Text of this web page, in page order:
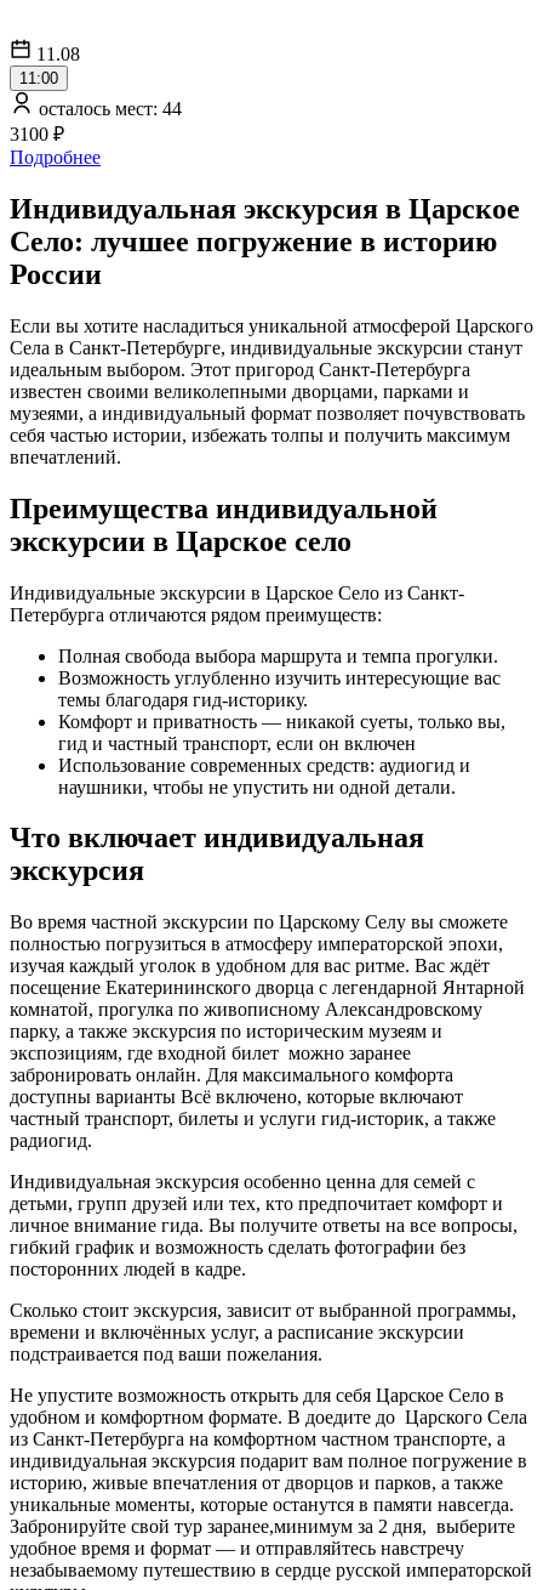
11.08
11:00
осталось мест: 44
3100 ₽
Подробнее
Индивидуальная экскурсия в Царское
Село: лучшее погружение в историю
России
Если вы хотите насладиться уникальной атмосферой Царского
Села в Санкт-Петербурге, индивидуальные экскурсии станут
идеальным выбором. Этот пригород Санкт-Петербурга
известен своими великолепными дворцами, парками и
музеями, а индивидуальный формат позволяет почувствовать
себя частью истории, избежать толпы и получить максимум
впечатлений.
Преимущества индивидуальной
экскурсии в Царское село
Индивидуальные экскурсии в Царское Село из Санкт-
Петербурга отличаются рядом преимуществ:
Полная свобода выбора маршрута и темпа прогулки.
Возможность углубленно изучить интересующие вас
темы благодаря гид-историку.
Комфорт и приватность — никакой суеты, только вы,
гид и частный транспорт, если он включен
Использование современных средств: аудиогид и
наушники, чтобы не упустить ни одной детали.
Что включает индивидуальная
экскурсия
Во время частной экскурсии по Царскому Селу вы сможете
полностью погрузиться в атмосферу императорской эпохи,
изучая каждый уголок в удобном для вас ритме. Вас ждёт
посещение Екатерининского дворца с легендарной Янтарной
комнатой, прогулка по живописному Александровскому
парку, а также экскурсия по историческим музеям и
экспозициям, где входной билет можно заранее
забронировать онлайн. Для максимального комфорта
доступны варианты Всё включено, которые включают
частный транспорт, билеты и услуги гид-историк, а также
радиогид.
Индивидуальная экскурсия особенно ценна для семей с
детьми, групп друзей или тех, кто предпочитает комфорт и
личное внимание гида. Вы получите ответы на все вопросы,
гибкий график и возможность сделать фотографии без
посторонних людей в кадре.
Сколько стоит экскурсия, зависит от выбранной программы,
времени и включённых услуг, а расписание экскурсии
подстраивается под ваши пожелания.
Не упустите возможность открыть для себя Царское Село в
удобном и комфортном формате. В доедите до Царского Села
из Санкт-Петербурга на комфортном частном транспорте, а
индивидуальная экскурсия подарит вам полное погружение в
историю, живые впечатления от дворцов и парков, а также
уникальные моменты, которые останутся в памяти навсегда.
Забронируйте свой тур заранее,минимум за 2 дня, выберите
удобное время и формат — и отправляйтесь навстречу
незабываемому путешествию в сердце русской императорской